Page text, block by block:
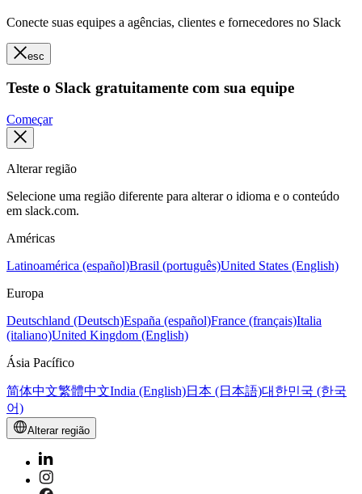
Conecte suas equipes a agências, clientes e fornecedores no Slack
esc
Teste o Slack gratuitamente com sua equipe
Começar
Alterar região
Selecione uma região diferente para alterar o idioma e o conteúdo
em slack.com.
Américas
Latinoamérica (español)Brasil (português)United States (English)
Europa
Deutschland (Deutsch)España (español)France (français)Italia
(italiano)United Kingdom (English)
Ásia Pacífico
简体中文繁體中文India (English)日本 (日本語)대한민국 (한국
어)
Alterar região